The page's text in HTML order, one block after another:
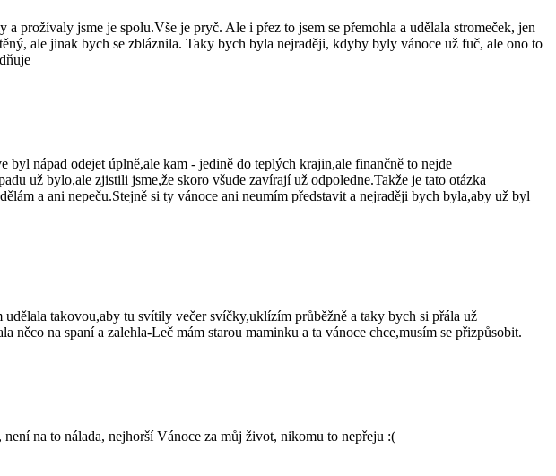
prožívaly jsme je spolu.Vše je pryč. Ale i přez to jsem se přemohla a udělala stromeček, jen
ale jinak bych se zbláznila. Taky bych byla nejraději, kdyby byly vánoce už fuč, ale ono to
byl nápad odejet úplně,ale kam - jedině do teplých krajin,ale finančně to nejde
už bylo,ale zjistili jsme,že skoro všude zavírají už odpoledne.Takže je tato otázka
a ani nepeču.Stejně si ty vánoce ani neumím představit a nejraději bych byla,aby už byl
takovou,aby tu svítily večer svíčky,uklízím průběžně a taky bych si přála už
něco na spaní a zalehla-Leč mám starou maminku a ta vánoce chce,musím se přizpůsobit.
na to nálada, nejhorší Vánoce za můj život, nikomu to nepřeju :(